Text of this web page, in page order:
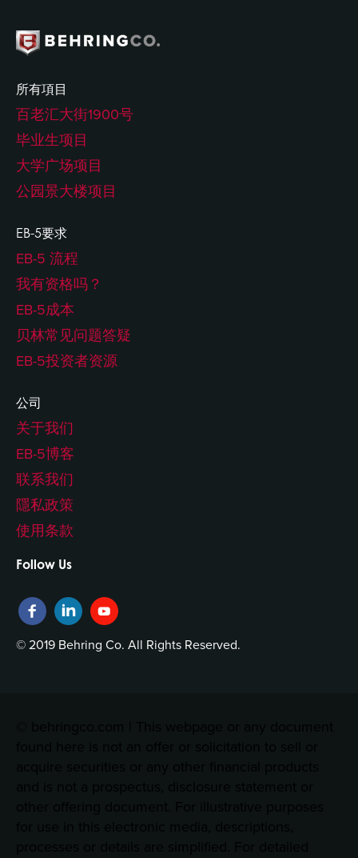
所有項目
百老汇大街1900号
毕业生项目
大学广场项目
公园景大楼项目
EB-5要求
EB-5 流程
我有资格吗？
EB-5成本
贝林常见问题答疑
EB-5投资者资源
公司
关于我们
EB-5博客
联系我们
隱私政策
使用条款
Follow Us
© 2019 Behring Co. All Rights Reserved.